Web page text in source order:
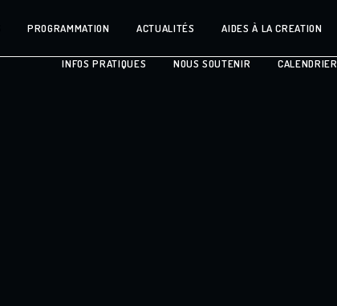
PROGRAMMATION ACTUALITÉS AIDES À LA CREATION
INFOS PRATIQUES NOUS SOUTENIR CALENDRIER